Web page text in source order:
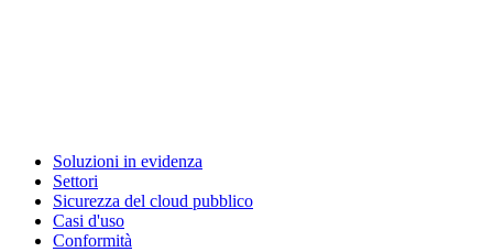
Soluzioni in evidenza
Settori
Sicurezza del cloud pubblico
Casi d'uso
Conformità